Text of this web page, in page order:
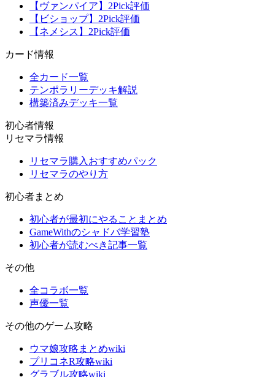
【ヴァンパイア】2Pick評価
【ビショップ】2Pick評価
【ネメシス】2Pick評価
カード情報
全カード一覧
テンポラリーデッキ解説
構築済みデッキ一覧
初心者情報
リセマラ情報
リセマラ購入おすすめパック
リセマラのやり方
初心者まとめ
初心者が最初にやることまとめ
GameWithのシャドバ学習塾
初心者が読むべき記事一覧
その他
全コラボ一覧
声優一覧
その他のゲーム攻略
ウマ娘攻略まとめwiki
プリコネR攻略wiki
グラブル攻略wiki